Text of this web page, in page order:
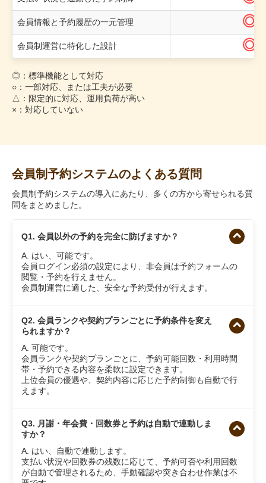
会員情報と予約履歴の一元管理 ◎
会員制運営に特化した設計 ◎
◎：標準機能として対応
○：一部対応、または工夫が必要
△：限定的に対応、運用負荷が高い
×：対応していない
会員制予約システムのよくある質問
会員制予約システムの導入にあたり、多くの方から寄せられる質
問をまとめました。
Q1. 会員以外の予約を完全に防げますか？
A. はい、可能です。
会員ログイン必須の設定により、非会員は予約フォームの
閲覧・予約を行えません。
会員制運営に適した、安全な予約受付が行えます。
Q2. 会員ランクや契約プランごとに予約条件を変え
られますか？
A. 可能です。
会員ランクや契約プランごとに、予約可能回数・利用時間
帯・予約できる内容を柔軟に設定できます。
上位会員の優遇や、契約内容に応じた予約制御も自動で行
えます。
Q3. 月謝・年会費・回数券と予約は自動で連動しま
すか？
A. はい、自動で連動します。
支払い状況や回数券の残数に応じて、予約可否や利用回数
が自動で管理されるため、手動確認や突き合わせ作業は不